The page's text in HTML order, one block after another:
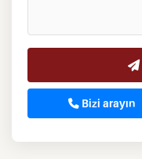
Bizi arayın